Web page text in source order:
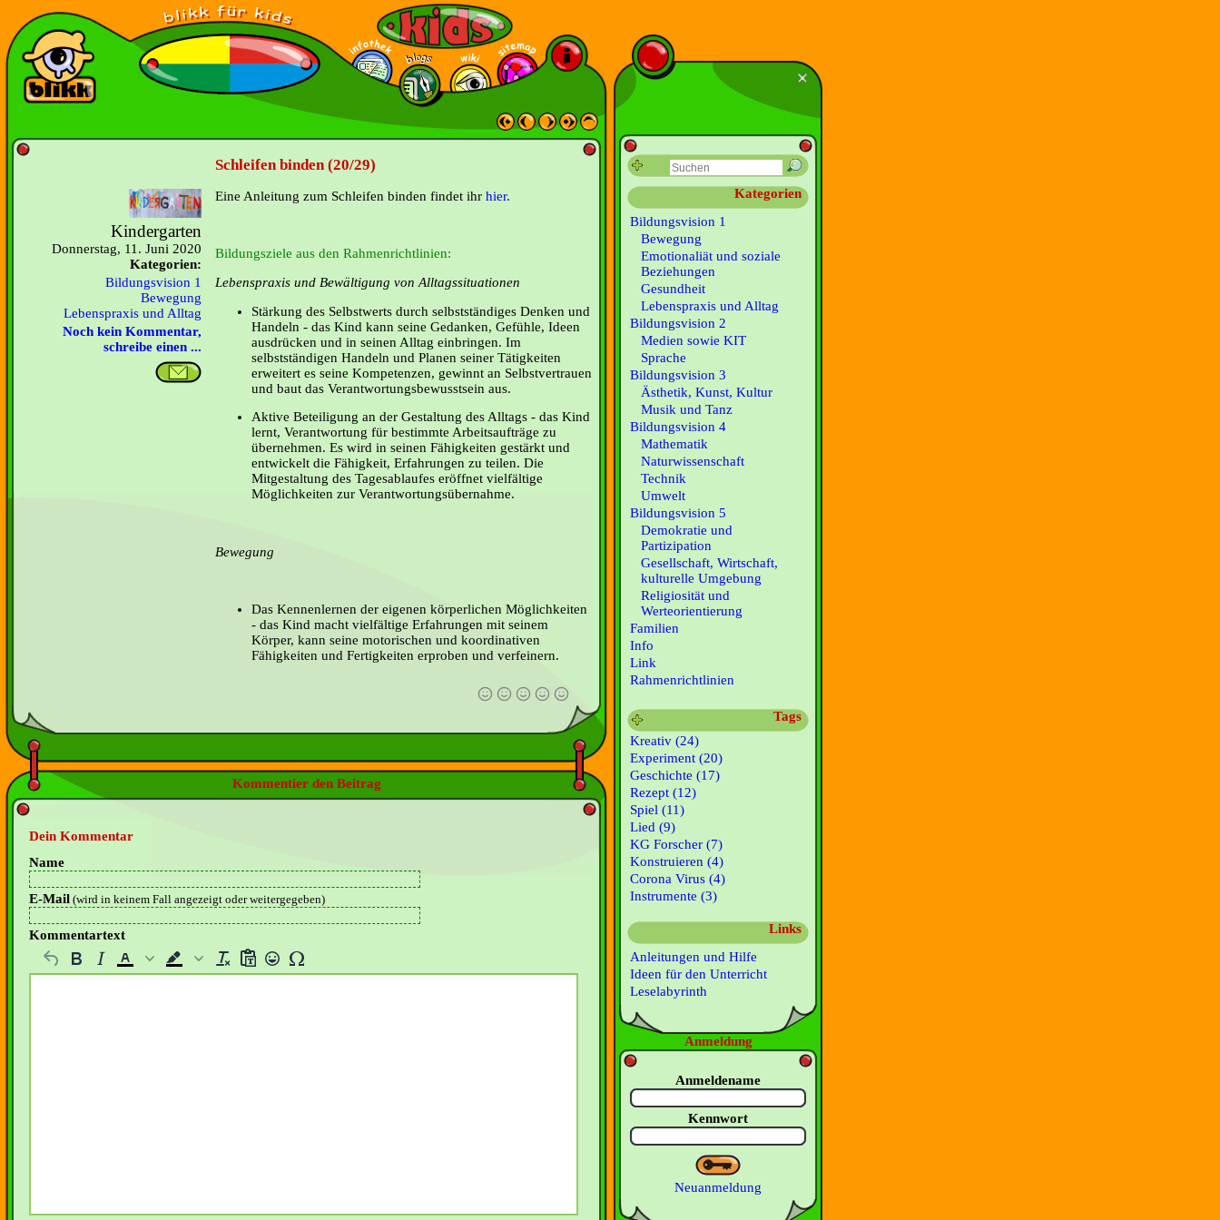
Schleifen binden (20/29)
Kindergarten
Donnerstag, 11. Juni 2020
Kategorien:
Bildungsvision 1
Bewegung
Lebenspraxis und Alltag
Noch kein Kommentar,
schreibe einen ...
Eine Anleitung zum Schleifen binden findet ihr hier.
Bildungsziele aus den Rahmenrichtlinien:
Lebenspraxis und Bewältigung von Alltagssituationen
Stärkung des Selbstwerts durch selbstständiges Denken und
Handeln - das Kind kann seine Gedanken, Gefühle, Ideen
ausdrücken und in seinen Alltag einbringen. Im
selbstständigen Handeln und Planen seiner Tätigkeiten
erweitert es seine Kompetenzen, gewinnt an Selbstvertrauen
und baut das Verantwortungsbewusstsein aus.
Aktive Beteiligung an der Gestaltung des Alltags - das Kind
lernt, Verantwortung für bestimmte Arbeitsaufträge zu
übernehmen. Es wird in seinen Fähigkeiten gestärkt und
entwickelt die Fähigkeit, Erfahrungen zu teilen. Die
Mitgestaltung des Tagesablaufes eröffnet vielfältige
Möglichkeiten zur Verantwortungsübernahme.
Bewegung
Das Kennenlernen der eigenen körperlichen Möglichkeiten
- das Kind macht vielfältige Erfahrungen mit seinem
Körper, kann seine motorischen und koordinativen
Fähigkeiten und Fertigkeiten erproben und verfeinern.
Kommentier den Beitrag
Dein Kommentar
Name
E-Mail (wird in keinem Fall angezeigt oder weitergegeben)
Kommentartext
Kategorien
Bildungsvision 1
Bewegung
Emotionaliät und soziale
Beziehungen
Gesundheit
Lebenspraxis und Alltag
Bildungsvision 2
Medien sowie KIT
Sprache
Bildungsvision 3
Ästhetik, Kunst, Kultur
Musik und Tanz
Bildungsvision 4
Mathematik
Naturwissenschaft
Technik
Umwelt
Bildungsvision 5
Demokratie und
Partizipation
Gesellschaft, Wirtschaft,
kulturelle Umgebung
Religiosität und
Werteorientierung
Familien
Info
Link
Rahmenrichtlinien
Tags
Kreativ (24)
Experiment (20)
Geschichte (17)
Rezept (12)
Spiel (11)
Lied (9)
KG Forscher (7)
Konstruieren (4)
Corona Virus (4)
Instrumente (3)
Links
Anleitungen und Hilfe
Ideen für den Unterricht
Leselabyrinth
Anmeldung
Anmeldename
Kennwort
Neuanmeldung